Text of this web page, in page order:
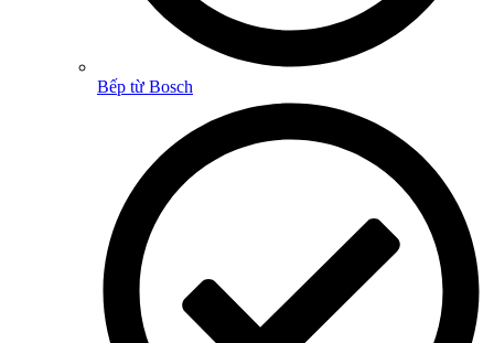
Bếp từ Bosch